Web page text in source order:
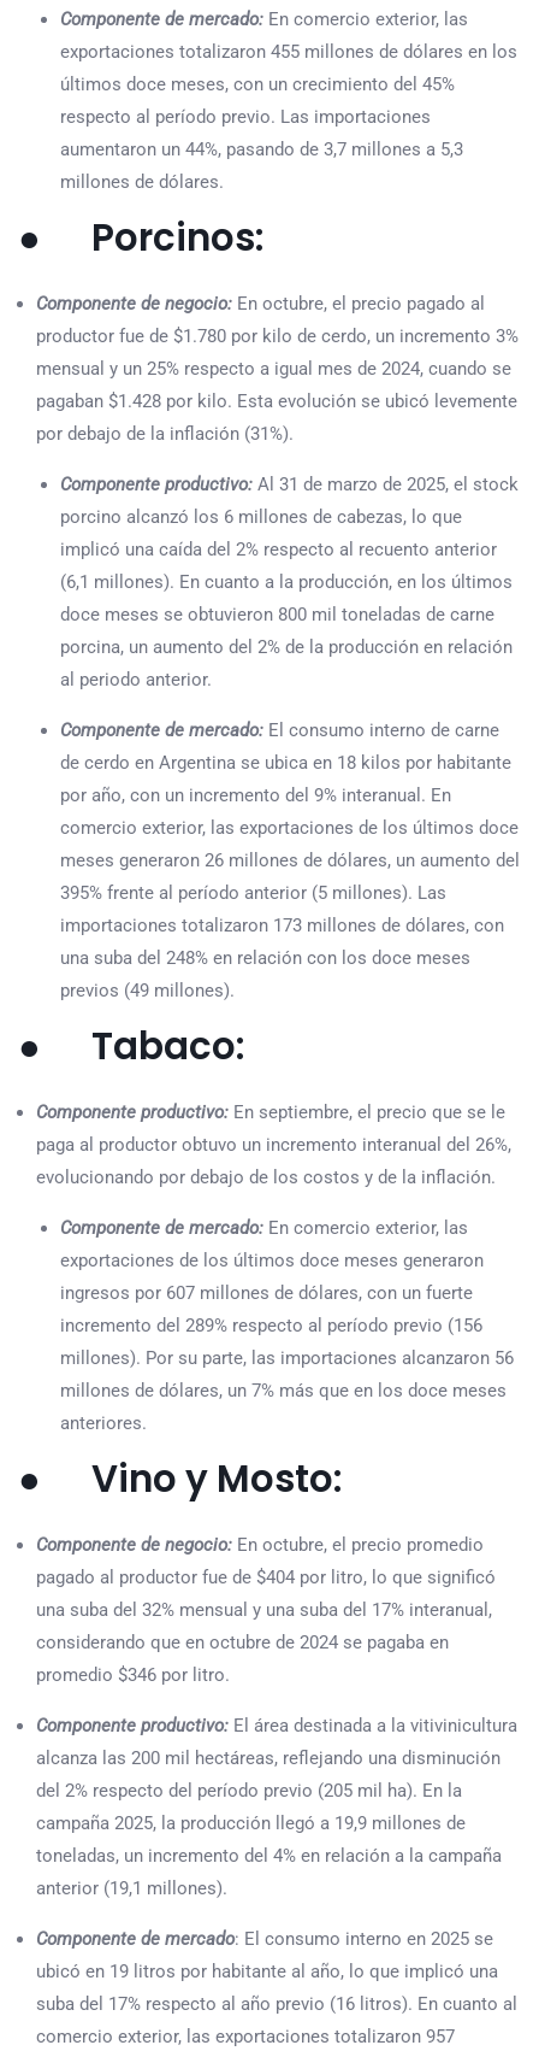
Componente de mercado: En comercio exterior, las
exportaciones totalizaron 455 millones de dólares en los
últimos doce meses, con un crecimiento del 45%
respecto al período previo. Las importaciones
aumentaron un 44%, pasando de 3,7 millones a 5,3
millones de dólares.
● Porcinos:
Componente de negocio: En octubre, el precio pagado al
productor fue de $1.780 por kilo de cerdo, un incremento 3%
mensual y un 25% respecto a igual mes de 2024, cuando se
pagaban $1.428 por kilo. Esta evolución se ubicó levemente
por debajo de la inflación (31%).
Componente productivo: Al 31 de marzo de 2025, el stock
porcino alcanzó los 6 millones de cabezas, lo que
implicó una caída del 2% respecto al recuento anterior
(6,1 millones). En cuanto a la producción, en los últimos
doce meses se obtuvieron 800 mil toneladas de carne
porcina, un aumento del 2% de la producción en relación
al periodo anterior.
Componente de mercado: El consumo interno de carne
de cerdo en Argentina se ubica en 18 kilos por habitante
por año, con un incremento del 9% interanual. En
comercio exterior, las exportaciones de los últimos doce
meses generaron 26 millones de dólares, un aumento del
395% frente al período anterior (5 millones). Las
importaciones totalizaron 173 millones de dólares, con
una suba del 248% en relación con los doce meses
previos (49 millones).
● Tabaco:
Componente productivo: En septiembre, el precio que se le
paga al productor obtuvo un incremento interanual del 26%,
evolucionando por debajo de los costos y de la inflación.
Componente de mercado: En comercio exterior, las
exportaciones de los últimos doce meses generaron
ingresos por 607 millones de dólares, con un fuerte
incremento del 289% respecto al período previo (156
millones). Por su parte, las importaciones alcanzaron 56
millones de dólares, un 7% más que en los doce meses
anteriores.
● Vino y Mosto:
Componente de negocio: En octubre, el precio promedio
pagado al productor fue de $404 por litro, lo que significó
una suba del 32% mensual y una suba del 17% interanual,
considerando que en octubre de 2024 se pagaba en
promedio $346 por litro.
Componente productivo: El área destinada a la vitivinicultura
alcanza las 200 mil hectáreas, reflejando una disminución
del 2% respecto del período previo (205 mil ha). En la
campaña 2025, la producción llegó a 19,9 millones de
toneladas, un incremento del 4% en relación a la campaña
anterior (19,1 millones).
Componente de mercado: El consumo interno en 2025 se
ubicó en 19 litros por habitante al año, lo que implicó una
suba del 17% respecto al año previo (16 litros). En cuanto al
comercio exterior, las exportaciones totalizaron 957